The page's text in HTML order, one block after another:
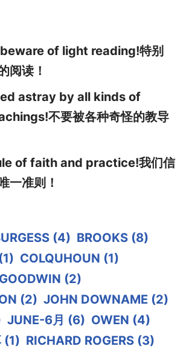
of light reading!特别
阅读！
astray by all kinds of
不要被各种奇怪的教导
of faith and practice!我们信
一准则！
(4) BROOKS (8)
(1) COLQUHOUN (1)
GOODWIN (2)
(2) JOHN DOWNAME (2)
JUNE-6月 (6) OWEN (4)
(1) RICHARD ROGERS (3)